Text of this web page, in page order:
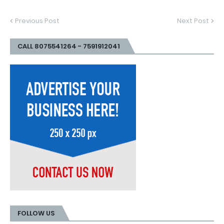
Previous Post Next Post
CALL 8075541264 - 7591912041
FOLLOW US